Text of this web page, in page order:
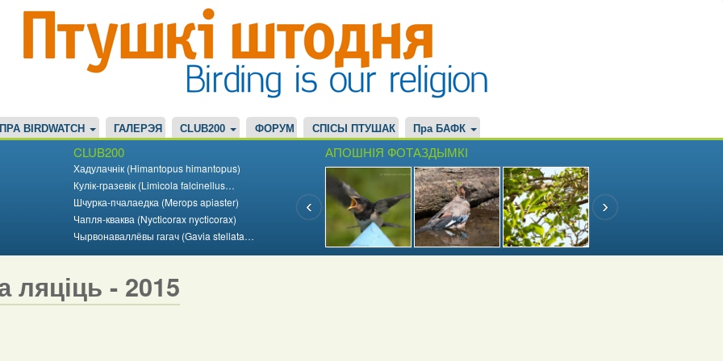
ПРА BIRDWATCH ГАЛЕРЭЯ CLUB200 ФОРУМ СПІСЫ ПТУШАК Пра БАФК
CLUB200
Хадулачнік (Himantopus himantopus)
Кулік-гразевік (Limicola falcinellus…
Шчурка-пчалаедка (Merops apiaster)
Чапля-кваква (Nycticorax nycticorax)
Чырвонаваллёвы гагач (Gavia stellata…
АПОШНІЯ ФОТАЗДЫМКІ
ляціць - 2015